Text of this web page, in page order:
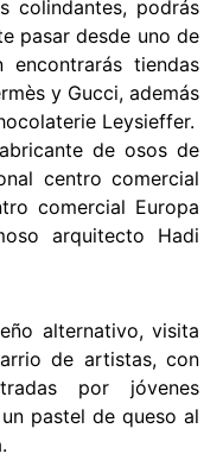
colindantes, podrás
pasar desde uno de
encontrarás tiendas
y Gucci, además
Leysieffer.
de osos de
centro comercial
comercial Europa
arquitecto Hadi
alternativo, visita
de artistas, con
por jóvenes
pastel de queso al